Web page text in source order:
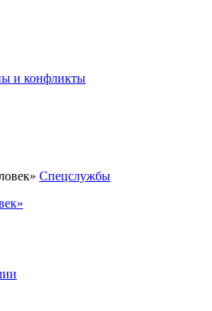
и конфликты
Спецслужбы